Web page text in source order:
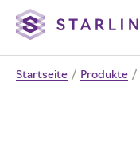
Startseite / Produkte /